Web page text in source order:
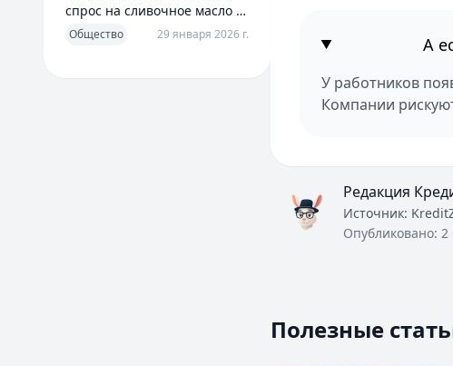
спрос на сливочное масло в
2026 году
Общество 29 января 2026 г. А
У работников
Компании
Редакция
Источник:
Опубликовано: 2
Полезные